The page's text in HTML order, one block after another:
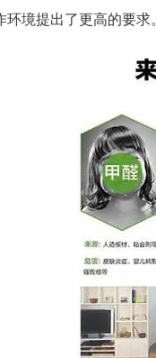
环境提出了更高的要求